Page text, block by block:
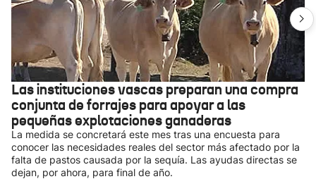
Las instituciones vascas preparan una compra
conjunta de forrajes para apoyar a las
pequeñas explotaciones ganaderas
La medida se concretará este mes tras una encuesta para
conocer las necesidades reales del sector más afectado por la
falta de pastos causada por la sequía. Las ayudas directas se
dejan, por ahora, para final de año.